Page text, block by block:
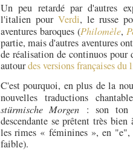
Un peu retardé par d'autres
l'italien pour Verdi, le russe
aventures baroques (Philomèle,
partie, mais d'autres aventures
de réalisation de continuos pour
autourdes versions françaises du
C'est pourquoi, en plus de la
nouvelles traductions
stürmische Morgen : son ton
descendante se prêtent très
les rimes « féminines », en "e",
faible).